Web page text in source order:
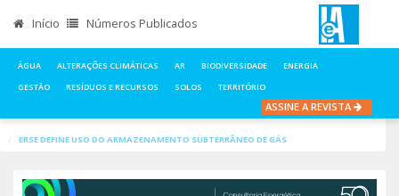
Início Números Publicados
ÁGUA ALTERAÇÕES CLIMÁTICAS AR BIODIVERSIDADE
ENERGIA
GESTÃO
RESÍDUOS E RECURSOS SOLOS TERRITÓRIO
ASSINE A REVISTA
ERSE DEFINE USO DO ARMAZENAMENTO SUBTERRÂNEO DE GÁS